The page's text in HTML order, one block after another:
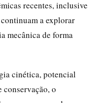
recentes, inclusive
a explorar
mecânica de forma
cinética, potencial
o